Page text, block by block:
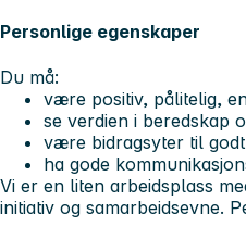
Personlige egenskaper
Du må:
være positiv, pålitelig,
se verdien i beredskap
være bidragsyter til
ha gode
Vi er en liten arbeidsplass
initiativ og samarbeidsevne.